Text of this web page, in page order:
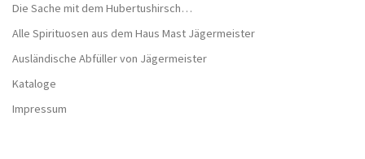
Die Sache mit dem Hubertushirsch…
Alle Spirituosen aus dem Haus Mast Jägermeister
Ausländische Abfüller von Jägermeister
Kataloge
Impressum